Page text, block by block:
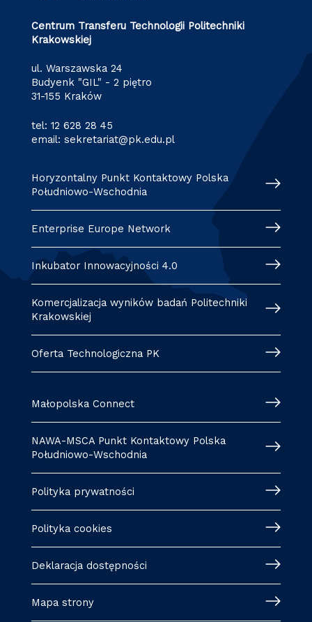
Centrum Transferu Technologii Politechniki
Krakowskiej
ul. Warszawska 24
Budyenk "GIL" - 2 piętro
31-155 Kraków
tel: 12 628 28 45
email: sekretariat@pk.edu.pl
Horyzontalny Punkt Kontaktowy Polska
Południowo-Wschodnia
Enterprise Europe Network
Inkubator Innowacyjności 4.0
Komercjalizacja wyników badań Politechniki
Krakowskiej
Oferta Technologiczna PK
Małopolska Connect
NAWA-MSCA Punkt Kontaktowy Polska
Południowo-Wschodnia
Polityka prywatności
Polityka cookies
Deklaracja dostępności
Mapa strony